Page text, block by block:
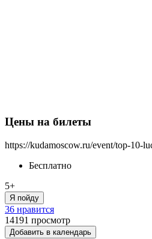
Цены на билеты
https://kudamoscow.ru/event/top-10-
Бесплатно
5+
Я пойду
36 нравится
14191 просмотр
Добавить в календарь